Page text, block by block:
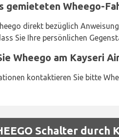
gemieteten Wheego-
direkt bezüglich
Sie Ihre persönlichen
Wheego am Kayseri
kontaktieren Sie bitte
Schalter durch